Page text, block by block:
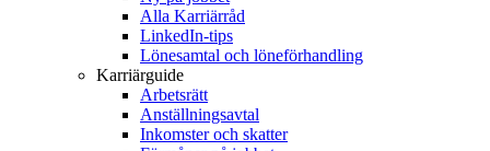
Alla Karriärråd
LinkedIn-tips
Lönesamtal och löneförhandling
Karriärguide
Arbetsrätt
Anställningsavtal
Inkomster och skatter